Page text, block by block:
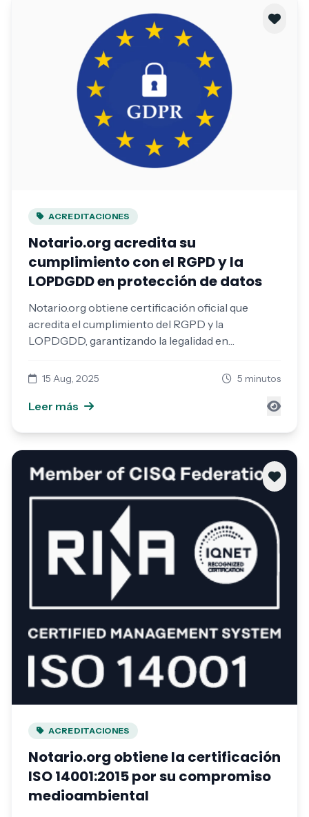
ACREDITACIONES
Notario.org acredita su
cumplimiento con el RGPD y la
LOPDGDD en protección de datos
Notario.org obtiene certificación oficial que
acredita el cumplimiento del RGPD y la
LOPDGDD, garantizando la legalidad en
15 Aug, 2025 5 minutos
Leer más
ACREDITACIONES
Notario.org obtiene la certificación
ISO 14001:2015 por su compromiso
medioambiental